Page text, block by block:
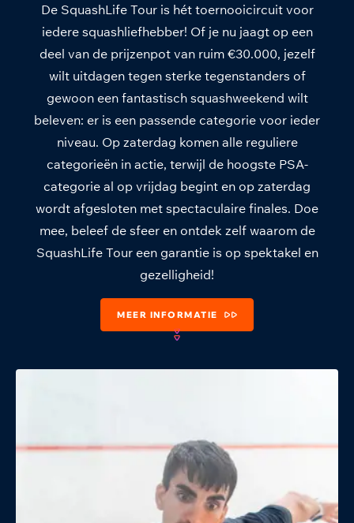
De SquashLife Tour is hét toernooicircuit voor
iedere squashliefhebber! Of je nu jaagt op een
deel van de prijzenpot van ruim €30.000, jezelf
wilt uitdagen tegen sterke tegenstanders of
gewoon een fantastisch squashweekend wilt
beleven: er is een passende categorie voor ieder
niveau. Op zaterdag komen alle reguliere
categorieën in actie, terwijl de hoogste PSA-
categorie al op vrijdag begint en op zaterdag
wordt afgesloten met spectaculaire finales. Doe
mee, beleef de sfeer en ontdek zelf waarom de
SquashLife Tour een garantie is op spektakel en
gezelligheid!
MEER INFORMATIE